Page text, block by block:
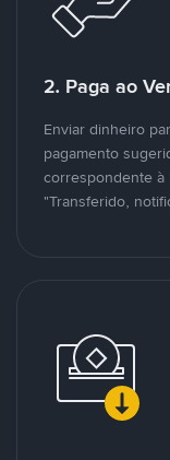
2. Paga ao
Enviar dinheiro
pagamento
correspondente à
"Transferido,